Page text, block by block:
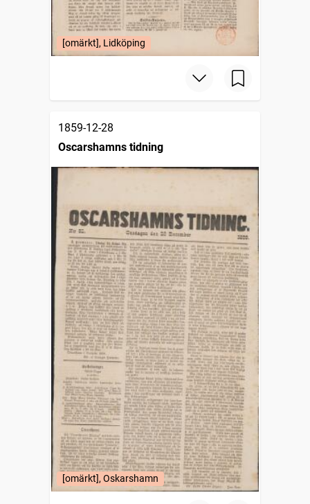
[omärkt], Lidköping
1859-12-28
Oscarshamns tidning
[omärkt], Oskarshamn